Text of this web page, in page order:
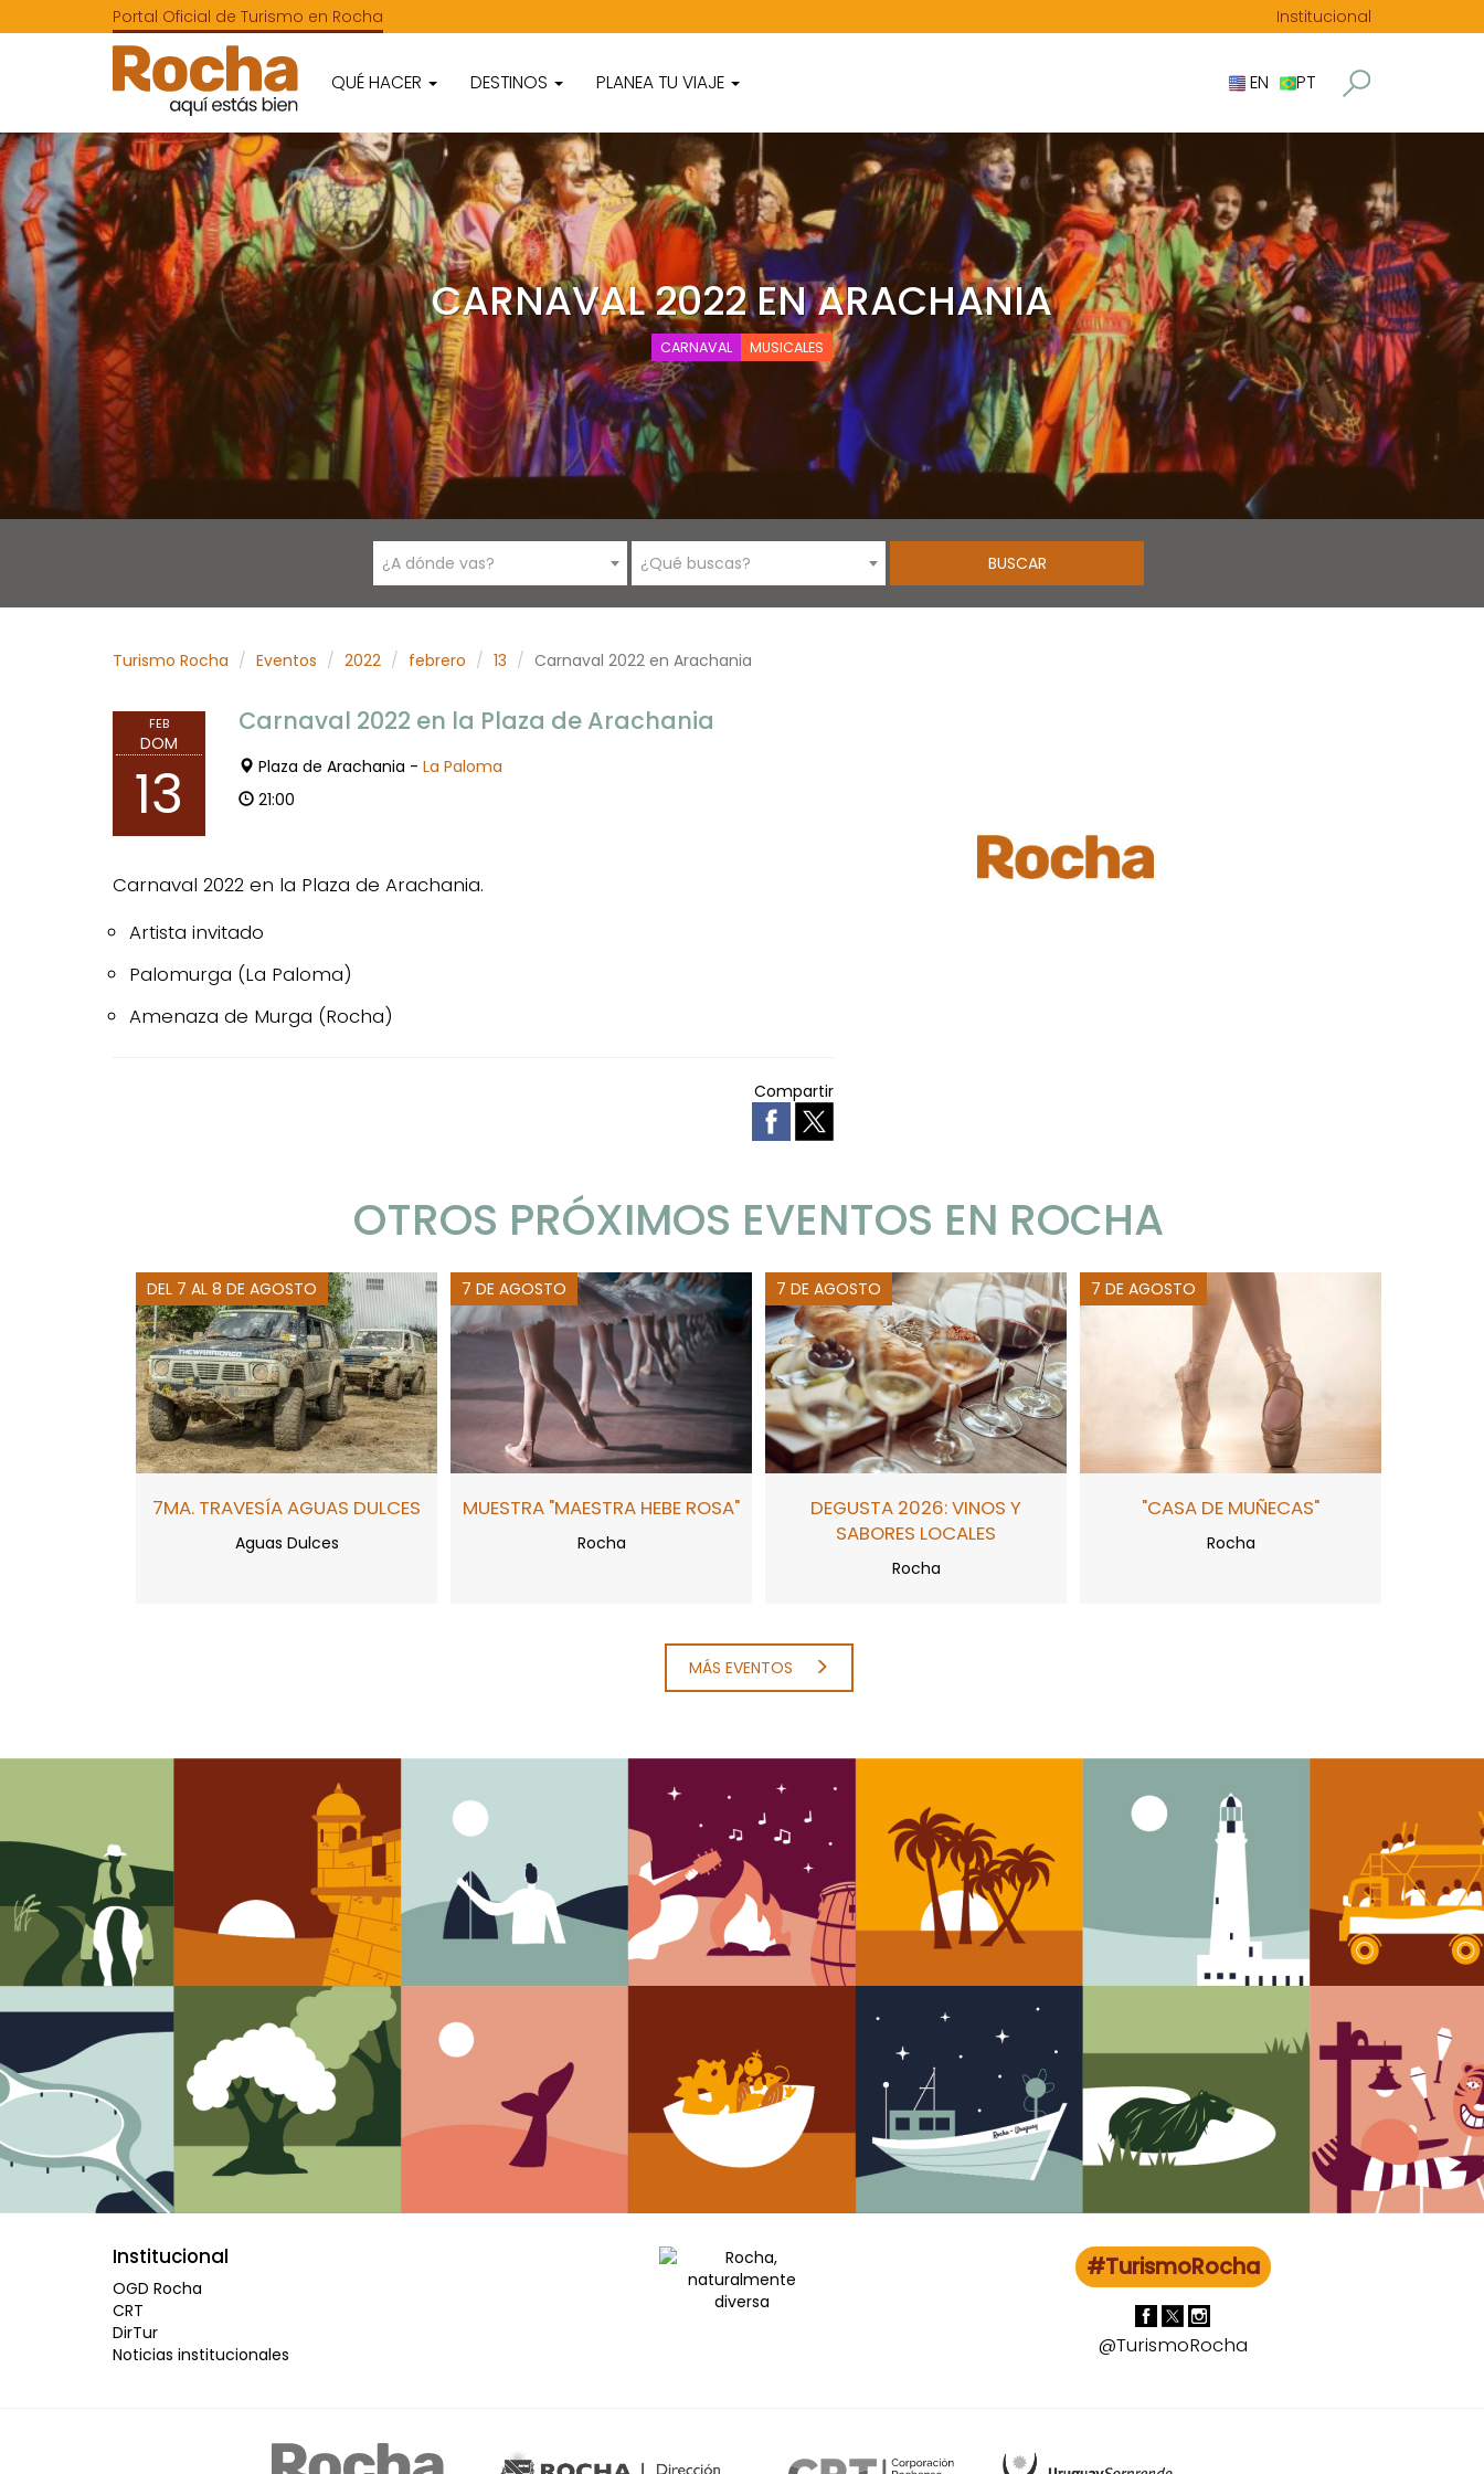
Portal Oficial de Turismo en Rocha Institucional
QUÉ HACER DESTINOS PLANEA TU VIAJE EN PT
CARNAVAL 2022 EN ARACHANIA
CARNAVAL MUSICALES
¿A dónde vas? ¿Qué buscas?
Turismo Rocha Eventos 2022 febrero 13 Carnaval 2022 en Arachania
FEB
DOM
13
Carnaval 2022 en la Plaza de Arachania
Plaza de Arachania - La Paloma
21:00
Carnaval 2022 en la Plaza de Arachania.
Artista invitado
Palomurga (La Paloma)
Amenaza de Murga (Rocha)
Compartir
OTROS PRÓXIMOS EVENTOS EN ROCHA
DEL 7 AL 8 DE AGOSTO
7MA. TRAVESÍA AGUAS DULCES
Aguas Dulces
7 DE AGOSTO
MUESTRA "MAESTRA HEBE ROSA"
Rocha
7 DE AGOSTO
DEGUSTA 2026: VINOS Y
SABORES LOCALES
Rocha
7 DE AGOSTO
"CASA DE MUÑECAS"
Rocha
MÁS EVENTOS
Institucional
OGD Rocha
CRT
DirTur
Noticias institucionales
#TurismoRocha
@TurismoRocha